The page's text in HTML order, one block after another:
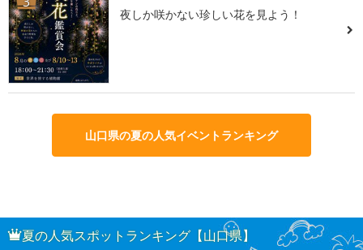
夜しか咲かない珍しい花を見よう！
山口県の夏の人気イベントランキング
夏の人気スポットランキング【山口県】